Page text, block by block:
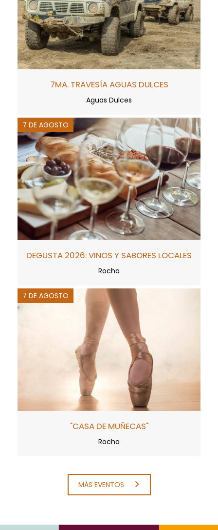
7MA. TRAVESÍA AGUAS DULCES
Aguas Dulces
7 DE AGOSTO
DEGUSTA 2026: VINOS Y SABORES LOCALES
Rocha
7 DE AGOSTO
"CASA DE MUÑECAS"
Rocha
MÁS EVENTOS